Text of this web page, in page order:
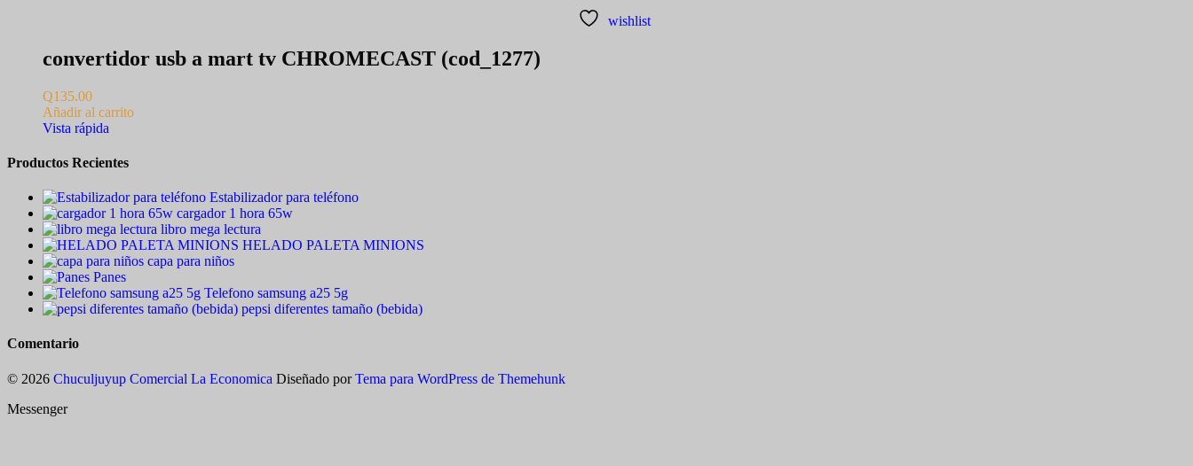
wishlist
convertidor usb a mart tv CHROMECAST (cod_1277)
Q135.00
Añadir al carrito
Vista rápida
Productos Recientes
Estabilizador para teléfono
cargador 1 hora 65w
libro mega lectura
HELADO PALETA MINIONS
capa para niños
Panes
Telefono samsung a25 5g
pepsi diferentes tamaño (bebida)
Comentario
© 2026 Chuculjuyup Comercial La Economica Diseñado por Tema para WordPress de Themehunk
Messenger